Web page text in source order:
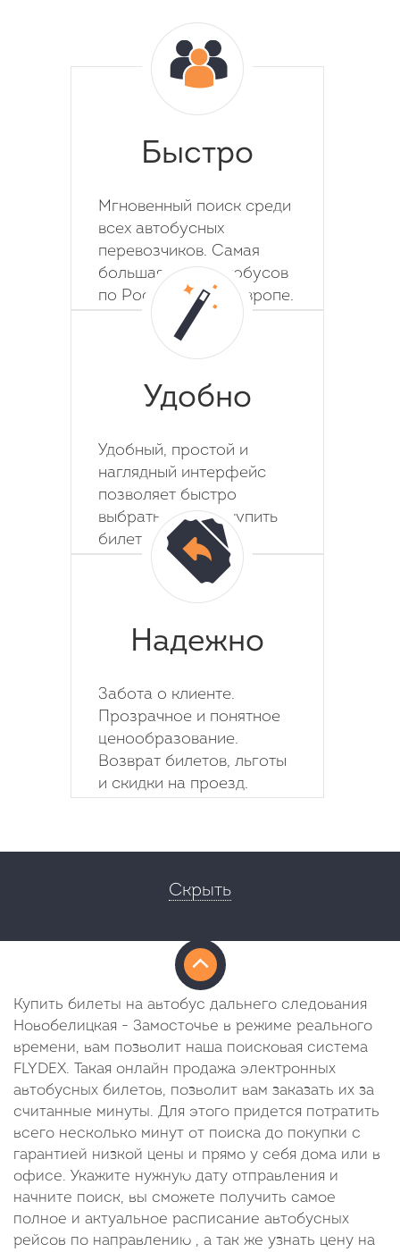
Быстро
Мгновенный поиск среди
всех автобусных
перевозчиков. Самая
большая база автобусов
по России, СНГ и Европе.
Удобно
Удобный, простой и
наглядный интерфейс
позволяет быстро
выбрать место и купить
билет на автобус.
Надежно
Забота о клиенте.
Прозрачное и понятное
ценообразование.
Возврат билетов, льготы
и скидки на проезд.
Скрыть
Купить билеты на автобус дальнего следования
Новобелицкая - Замосточье в режиме реального
времени, вам позволит наша поисковая система
FLYDEX. Такая онлайн продажа электронных
автобусных билетов, позволит вам заказать их за
считанные минуты. Для этого придется потратить
всего несколько минут от поиска до покупки с
гарантией низкой цены и прямо у себя дома или в
офисе. Укажите нужную дату отправления и
начните поиск, вы сможете получить самое
полное и актуальное расписание автобусных
рейсов по направлению , а так же узнать цену на